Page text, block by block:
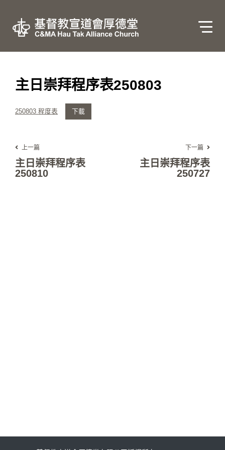
主日崇拜程序表250803
250803 程度表 下載
上一篇
主日崇拜程序表
250810
下一篇
主日崇拜程序表
250727